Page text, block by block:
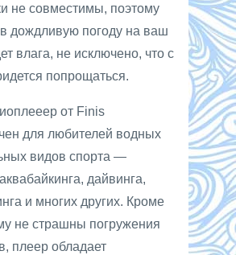
не совместимы, поэтому
дождливую погоду на ваш
влага, не исключено, что с
попрощаться.
от Finis
для любителей водных
видов спорта —
дайвинга,
и многих других. Кроме
не страшны погружения
плеер обладает